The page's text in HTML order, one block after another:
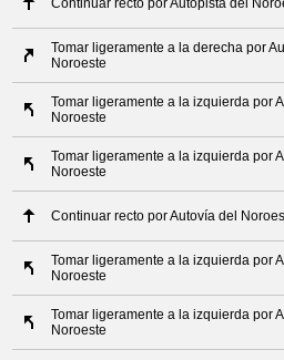
Continuar recto por Autopista del
Tomar ligeramente a la derecha por
Noroeste
Tomar ligeramente a la izquierda por
Noroeste
Tomar ligeramente a la izquierda por
Noroeste
Continuar recto por Autovía del
Tomar ligeramente a la izquierda por
Noroeste
Tomar ligeramente a la izquierda por
Noroeste